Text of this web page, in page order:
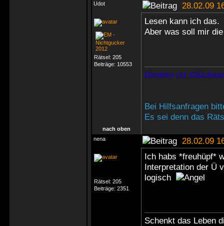
Udot
28.02.09
Rätsel: 205
Beiträge: 10553
Lesen kann ich das.
Aber was soll mir
Denken ist
Bei Hilfsanfragen
Es sei denn das
nach oben
nena
28.02.09
Rätsel: 205
Beiträge: 2351
Ich habs *freuhüpf*
Interpretation der Ü
logisch
Schenkt das Leben